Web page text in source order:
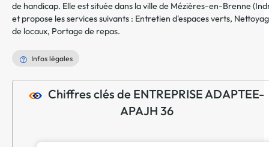
de handicap. Elle est située dans la ville de Mézières-en-Brenne(
et propose les services suivants : Entretien d'espaces verts,
de locaux, Portage de repas.
Infos légales
Chiffres clés de ENTREPRISE ADAPTEE-
APAJH 36